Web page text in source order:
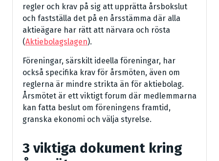
regler och krav på sig att upprätta årsbokslut
och fastställa det på en årsstämma där alla
aktieägare har rätt att närvara och rösta
(Aktiebolagslagen).
Föreningar, särskilt ideella föreningar, har
också specifika krav för årsmöten, även om
reglerna är mindre strikta än för aktiebolag.
Årsmötet är ett viktigt forum där medlemmarna
kan fatta beslut om föreningens framtid,
granska ekonomi och välja styrelse.
3 viktiga dokument kring